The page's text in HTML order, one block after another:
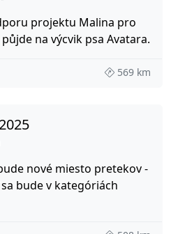
projektu Malina pro
na výcvik psa Avatara.
569 km
nové miesto pretekov -
bude v kategóriách